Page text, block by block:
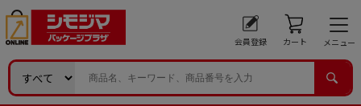
会員登録 カート メニュー